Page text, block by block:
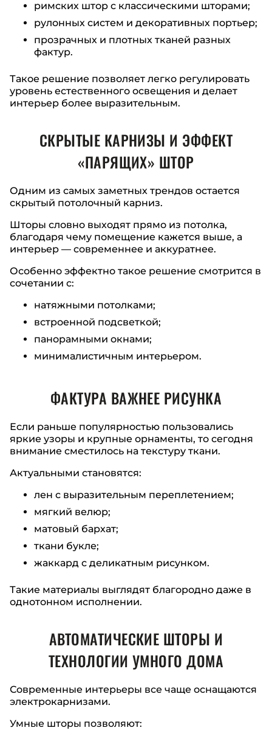
римских штор с классическими шторами;
рулонных систем и декоративных портьер;
прозрачных и плотных тканей разных
фактур.
Такое решение позволяет легко регулировать
уровень естественного освещения и делает
интерьер более выразительным.
СКРЫТЫЕ КАРНИЗЫ И ЭФФЕКТ
«ПАРЯЩИХ» ШТОР
Одним из самых заметных трендов остается
скрытый потолочный карниз.
Шторы словно выходят прямо из потолка,
благодаря чему помещение кажется выше, а
интерьер — современнее и аккуратнее.
Особенно эффектно такое решение смотрится в
сочетании с:
натяжными потолками;
встроенной подсветкой;
панорамными окнами;
минималистичным интерьером.
ФАКТУРА ВАЖНЕЕ РИСУНКА
Если раньше популярностью пользовались
яркие узоры и крупные орнаменты, то сегодня
внимание сместилось на текстуру ткани.
Актуальными становятся:
лен с выразительным переплетением;
мягкий велюр;
матовый бархат;
ткани букле;
жаккард с деликатным рисунком.
Такие материалы выглядят благородно даже в
однотонном исполнении.
АВТОМАТИЧЕСКИЕ ШТОРЫ И
ТЕХНОЛОГИИ УМНОГО ДОМА
Современные интерьеры все чаще оснащаются
электрокарнизами.
Умные шторы позволяют: